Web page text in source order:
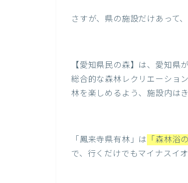
さすが、県の施設だけあって
【愛知県民の森】は、愛知県
総合的な森林レクリエーショ
林を楽しめるよう、施設内は
「鳳来寺県有林」は 「森林浴
で、行くだけでもマイナスイ